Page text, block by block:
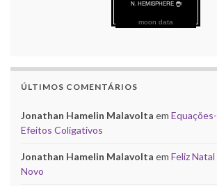
moon data
ÚLTIMOS COMENTÁRIOS
Jonathan Hamelin Malavolta em
Efeitos Coligativos
Jonathan Hamelin Malavolta em Feliz
Novo